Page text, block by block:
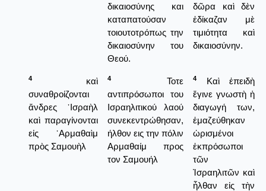
δικαιοσύνης και
καταπατούσαν
τοιουτοτρόπως την
δικαιοσύνην του
Θεού.
δῶρα καὶ δὲν
ἐδίκαζαν μὲ
τιμιότητα καὶ
δικαιοσύνην.
4
καὶ
συναθροίζονται
ἄνδρες ᾿Ισραὴλ
καὶ παραγίνονται
εἰς ᾿Αρμαθαὶμ
πρὸς Σαμουὴλ
4
Τοτε
αντιπρόσωποι του
Ισραηλιτικού λαού
συνεκεντρώθησαν,
ήλθον εις την πόλιν
Αρμαθαίμ προς
τον Σαμουήλ
4
Καὶ ἐπειδὴ
ἔγινε γνωστὴ ἡ
διαγωγή των,
ἐμαζεύθηκαν
ὡρισμένοι
ἐκπρόσωποι
τῶν
Ἰσραηλιτῶν καὶ
ἦλθαν εἰς τὴν